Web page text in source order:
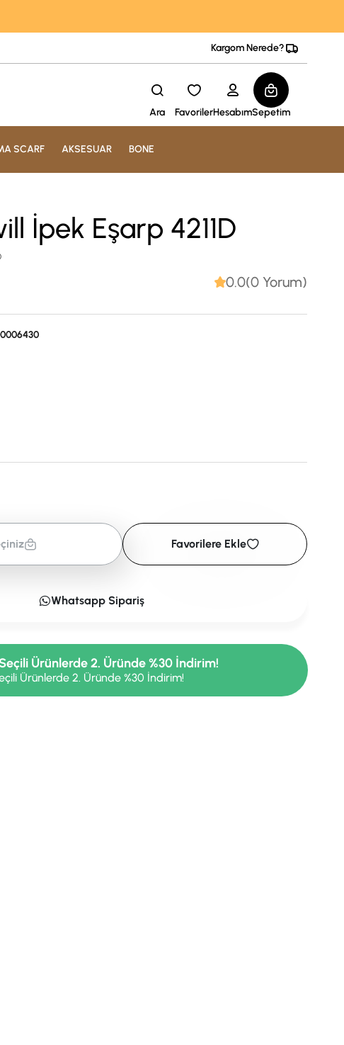
Kargom Nerede?
Ara FavorilerHesabımSepetim
SCARF AKSESUAR BONE
İpek Eşarp 4211D
0.0(0 Yorum)
Favorilere Ekle
Whatsapp Sipariş
Ürünlerde 2. Üründe %30 İndirim!
Ürünlerde 2. Üründe %30 İndirim!